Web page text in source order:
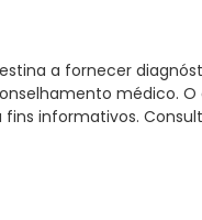
a fornecer
médico. O
fins informativos.